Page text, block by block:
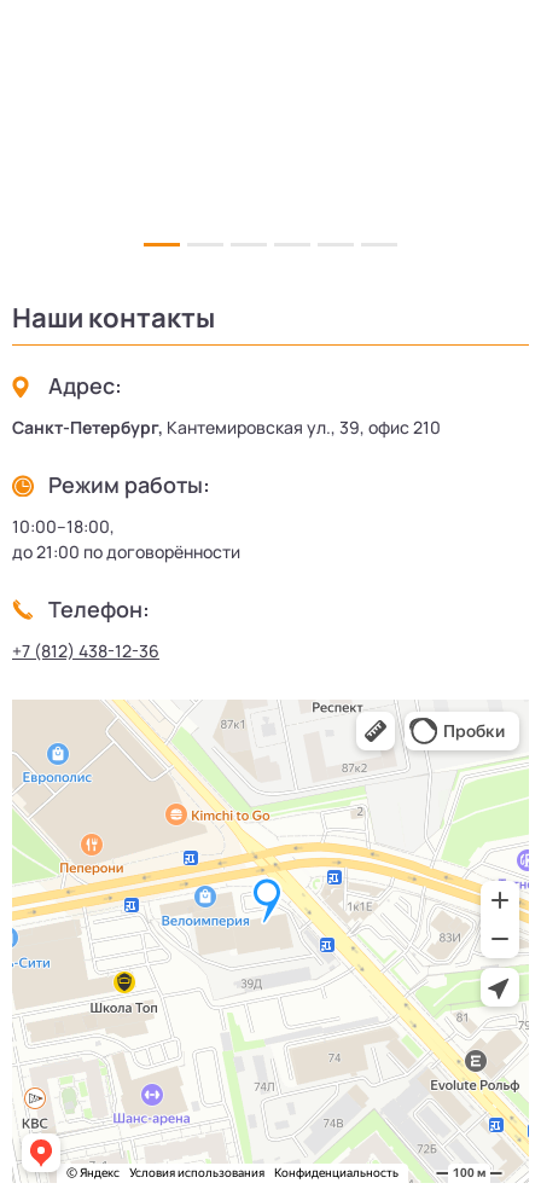
Наши контакты
Адрес:
Санкт-Петербург, Кантемировская ул., 39, офис 210
Режим работы:
10:00–18:00,
до 21:00 по договорённости
Телефон:
+7 (812) 438-12-36